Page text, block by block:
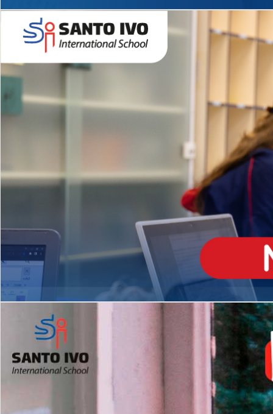
Novidades 2026 High School
Matrículas Abertas 2026
EDUCAÇÃO INFANTIL
Inglês todos os dias
MÉDIO
igh School
Dupla Diplomação
2º AO 5º ANO FUNDAMENTAL